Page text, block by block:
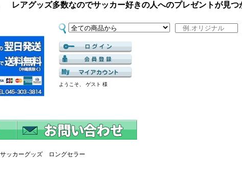
アグッズ多数なのでサッカー好きの人へのプレゼントが見つ
ようこそ、 ゲスト 様
サッカーグッズ ロングセラー